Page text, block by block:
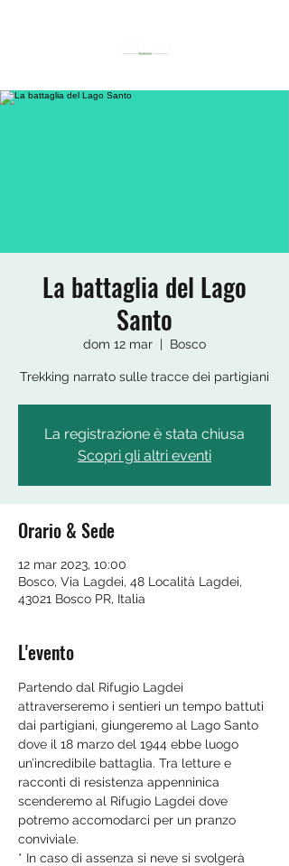
La battaglia del Lago
Santo
dom 12 mar
  |
Bosco
Trekking narrato sulle tracce dei partigiani
La registrazione è stata chiusa
Scopri gli altri eventi
Orario & Sede
12 mar 2023, 10:00
Bosco, Via Lagdei, 48 Località Lagdei,
43021 Bosco PR, Italia
L'evento
Partendo dal Rifugio Lagdei
attraverseremo i sentieri un tempo battuti
dai partigiani, giungeremo al Lago Santo
dove il 18 marzo del 1944 ebbe luogo
un’incredibile battaglia. Tra letture e
racconti di resistenza appenninica
scenderemo al Rifugio Lagdei dove
potremo accomodarci per un pranzo
conviviale.
* In caso di assenza si neve si svolgerà